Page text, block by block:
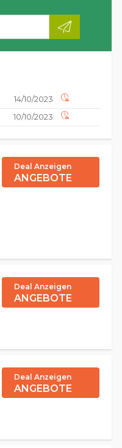
14/10/2023
10/10/2023
Deal Anzeigen
ANGEBOTE
Deal Anzeigen
ANGEBOTE
Deal Anzeigen
ANGEBOTE